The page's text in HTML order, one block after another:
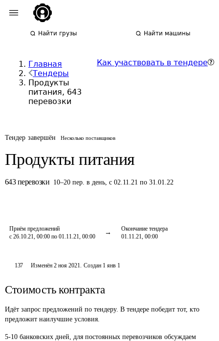
Найти грузы Найти машины
Главная
Тендеры
Продукты
питания, 643
перевозки
Как участвовать в тендере
Тендер завершён Несколько поставщиков
Продукты питания
643 перевозки 10–20 пер. в день,с 02.11.21 по 31.01.22
Приём предложений
с 26.10.21, 00:00 по 01.11.21, 00:00
Окончание тендера
01.11.21, 00:00
137 Изменён2 ноя 2021. Создан 1 янв 1
Стоимость контракта
Идёт запрос предложений по тендеру. В тендере победит тот, кто
предложит наилучшие условия.
5-10 банковских дней, для постоянных перевозчиков обсуждаем